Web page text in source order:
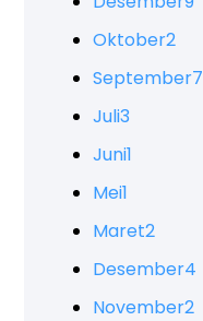
Oktober2
September7
Juli3
Juni1
Mei1
Maret2
Desember4
November2